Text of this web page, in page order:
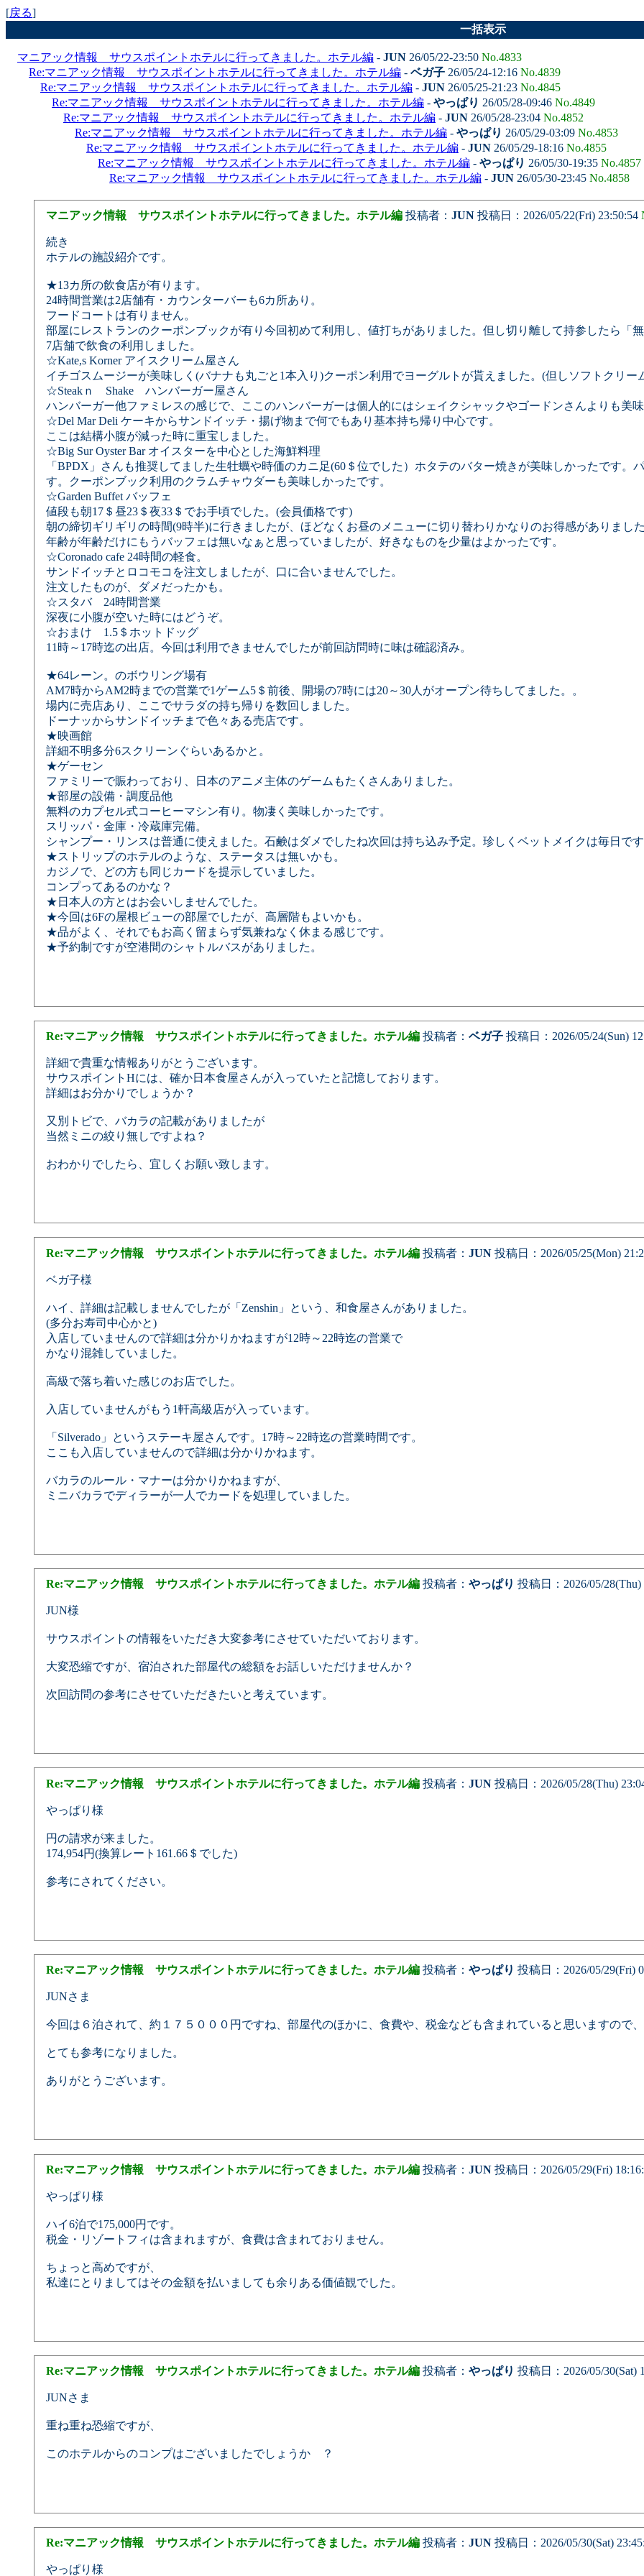
[戻る]
一括表示
マニアック情報 サウスポイントホテルに行ってきました。ホテル編 - JUN 26/05/22-23:50 No.4833
Re:マニアック情報 サウスポイントホテルに行ってきました。ホテル編 - ベガ子 26/05/24-12:16 No.4839
Re:マニアック情報 サウスポイントホテルに行ってきました。ホテル編 - JUN 26/05/25-21:23 No.4845
Re:マニアック情報 サウスポイントホテルに行ってきました。ホテル編 - やっぱり 26/05/28-09:46 No.4849
Re:マニアック情報 サウスポイントホテルに行ってきました。ホテル編 - JUN 26/05/28-23:04 No.4852
Re:マニアック情報 サウスポイントホテルに行ってきました。ホテル編 - やっぱり 26/05/29-03:09 No.4853
Re:マニアック情報 サウスポイントホテルに行ってきました。ホテル編 - JUN 26/05/29-18:16 No.4855
Re:マニアック情報 サウスポイントホテルに行ってきました。ホテル編 - やっぱり 26/05/30-19:35 No.4857
Re:マニアック情報 サウスポイントホテルに行ってきました。ホテル編 - JUN 26/05/30-23:45 No.4858
マニアック情報 サウスポイントホテルに行ってきました。ホテル編投稿者： JUN投稿日：2026/05/22(Fri) 23:50:54
続き
ホテルの施設紹介です。
★13カ所の飲食店が有ります。
24時間営業は2店舗有・カウンターバーも6カ所あり。
フードコートは有りません。
部屋にレストランのクーポンブックが有り今回初めて利用し、値打ちがありました。但し切り離して持参したら「
7店舗で飲食の利用しました。
☆Kate,s Korner アイスクリーム屋さん
イチゴスムージーが美味しく(バナナも丸ごと1本入り)クーポン利用でヨーグルトが貰えました。(但しソフトクリー
☆Steakｎ Shake ハンバーガー屋さん
ハンバーガー他ファミレスの感じで、ここのハンバーガーは個人的にはシェイクシャックやゴードンさんよりも美
☆Del Mar Deli ケーキからサンドイッチ・揚げ物まで何でもあり基本持ち帰り中心です。
ここは結構小腹が減った時に重宝しました。
☆Big Sur Oyster Bar オイスターを中心とした海鮮料理
「BPDX」さんも推奨してました生牡蠣や時価のカニ足(60＄位でした）ホタテのバター焼きが美味しかったです
す。クーポンブック利用のクラムチャウダーも美味しかったです。
☆Garden Buffet バッフェ
値段も朝17＄昼23＄夜33＄でお手頃でした。(会員価格です)
朝の締切ギリギリの時間(9時半)に行きましたが、ほどなくお昼のメニューに切り替わりかなりのお得感がありまし
年齢が年齢だけにもうバッフェは無いなぁと思っていましたが、好きなものを少量はよかったです。
☆Coronado cafe 24時間の軽食。
サンドイッチとロコモコを注文しましたが、口に合いませんでした。
注文したものが、ダメだったかも。
☆スタバ 24時間営業
深夜に小腹が空いた時にはどうぞ。
☆おまけ 1.5＄ホットドッグ
11時～17時迄の出店。今回は利用できませんでしたが前回訪問時に味は確認済み。
★64レーン。のボウリング場有
AM7時からAM2時までの営業で1ゲーム5＄前後、開場の7時には20～30人がオープン待ちしてました。。
場内に売店あり、ここでサラダの持ち帰りを数回しました。
ドーナッからサンドイッチまで色々ある売店です。
★映画館
詳細不明多分6スクリーンぐらいあるかと。
★ゲーセン
ファミリーで賑わっており、日本のアニメ主体のゲームもたくさんありました。
★部屋の設備・調度品他
無料のカプセル式コーヒーマシン有り。物凄く美味しかったです。
スリッパ・金庫・冷蔵庫完備。
シャンプー・リンスは普通に使えました。石鹸はダメでしたね次回は持ち込み予定。珍しくベットメイクは毎日で
★ストリップのホテルのような、ステータスは無いかも。
カジノで、どの方も同じカードを提示していました。
コンプってあるのかな？
★日本人の方とはお会いしませんでした。
★今回は6Fの屋根ビューの部屋でしたが、高層階もよいかも。
★品がよく、それでもお高く留まらず気兼ねなく休まる感じです。
★予約制ですが空港間のシャトルバスがありました。
Re:マニアック情報 サウスポイントホテルに行ってきました。ホテル編投稿者： ベガ子投稿日：2026/05/24(Sun)
詳細で貴重な情報ありがとうございます。
サウスポイントHには、確か日本食屋さんが入っていたと記憶しております。
詳細はお分かりでしょうか？
又別トビで、バカラの記載がありましたが
当然ミニの絞り無しですよね？
おわかりでしたら、宜しくお願い致します。
Re:マニアック情報 サウスポイントホテルに行ってきました。ホテル編投稿者： JUN投稿日：2026/05/25(Mon)
ベガ子様
ハイ、詳細は記載しませんでしたが「Zenshin」という、和食屋さんがありました。
(多分お寿司中心かと)
入店していませんので詳細は分かりかねますが12時～22時迄の営業で
かなり混雑していました。
高級で落ち着いた感じのお店でした。
入店していませんがもう1軒高級店が入っています。
「Silverado」というステーキ屋さんです。17時～22時迄の営業時間です。
ここも入店していませんので詳細は分かりかねます。
バカラのルール・マナーは分かりかねますが、
ミニバカラでディラーが一人でカードを処理していました。
Re:マニアック情報 サウスポイントホテルに行ってきました。ホテル編投稿者： やっぱり 投稿日：2026/05/
JUN様
サウスポイントの情報をいただき大変参考にさせていただいております。
大変恐縮ですが、宿泊された部屋代の総額をお話しいただけませんか？
次回訪問の参考にさせていただきたいと考えています。
Re:マニアック情報 サウスポイントホテルに行ってきました。ホテル編投稿者： JUN投稿日：2026/05/28(Thu)
やっぱり様
円の請求が来ました。
174,954円(換算レート161.66＄でした)
参考にされてください。
Re:マニアック情報 サウスポイントホテルに行ってきました。ホテル編投稿者： やっぱり 投稿日：2026/05/29(Fri)
JUNさま
今回は６泊されて、約１７５０００円ですね、部屋代のほかに、食費や、税金なども含まれていると思いますので
とても参考になりました。
ありがとうございます。
Re:マニアック情報 サウスポイントホテルに行ってきました。ホテル編投稿者： JUN投稿日：2026/05/29(Fri)
やっぱり様
ハイ6泊で175,000円です。
税金・リゾートフィは含まれますが、食費は含まれておりません。
ちょっと高めですが、
私達にとりましてはその金額を払いましても余りある価値観でした。
Re:マニアック情報 サウスポイントホテルに行ってきました。ホテル編投稿者： やっぱり 投稿日：2026/05/30(Sat)
JUNさま
重ね重ね恐縮ですが、
このホテルからのコンプはございましたでしょうか ？
Re:マニアック情報 サウスポイントホテルに行ってきました。ホテル編投稿者： JUN投稿日：2026/05/30(Sat)
やっぱり様